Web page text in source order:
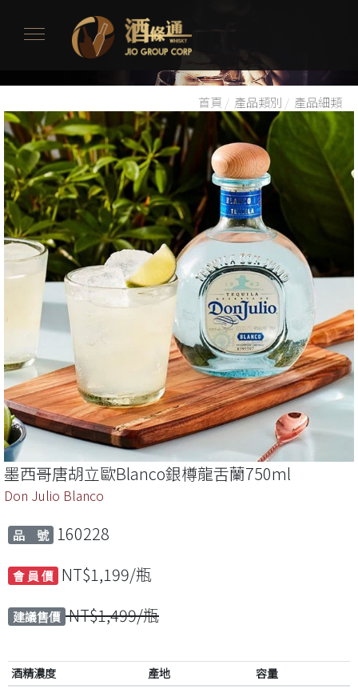
首頁 / 產品類別 / 產品細類
墨西哥唐胡立歐Blanco銀樽龍舌蘭750ml
Don Julio Blanco
品 號 160228
會 員 價 NT$1,199/瓶
建議售價 NT$1,499/瓶
酒精濃度 產地
容量